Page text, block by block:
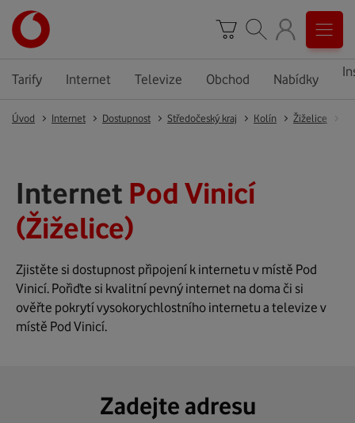
Tarify Internet Televize Obchod Nabídky
Úvod Internet Dostupnost Středočeský kraj Kolín Žiželice
Internet Pod Vinicí
(Žiželice)
Zjistěte si dostupnost připojení k internetu v místě Pod
Vinicí. Pořiďte si kvalitní pevný internet na doma či si
ověřte pokrytí vysokorychlostního internetu a televize v
místě Pod Vinicí.
Zadejte adresu